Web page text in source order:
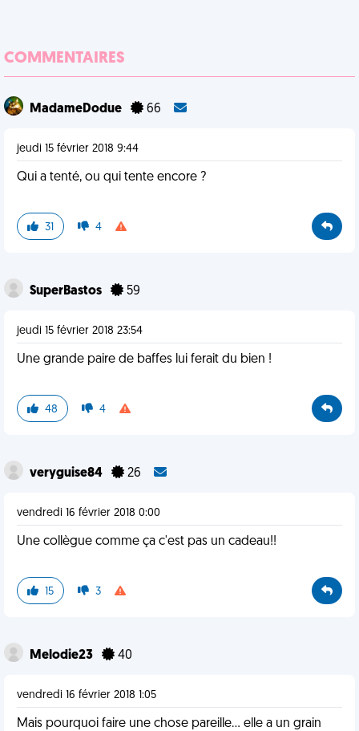
COMMENTAIRES
MadameDodue 66
jeudi 15 février 2018 9:44
Qui a tenté, ou qui tente encore ?
31 4
SuperBastos 59
jeudi 15 février 2018 23:54
Une grande paire de baffes lui ferait du bien !
48 4
veryguise84 26
vendredi 16 février 2018 0:00
Une collègue comme ça c'est pas un cadeau!!
15 3
Melodie23 40
vendredi 16 février 2018 1:05
Mais pourquoi faire une chose pareille... elle a un grain